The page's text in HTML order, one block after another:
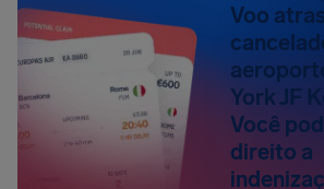
Voo
York JF
Você
direito a